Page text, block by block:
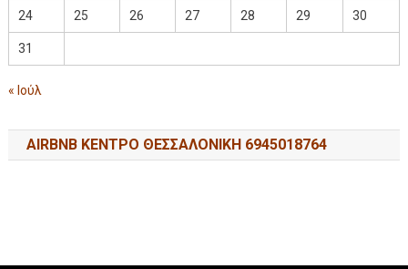
24 25 26 27 28 29 30
31
« Ιούλ
AIRBNB ΚΕΝΤΡΟ ΘΕΣΣΑΛΟΝΙΚΗ 6945018764